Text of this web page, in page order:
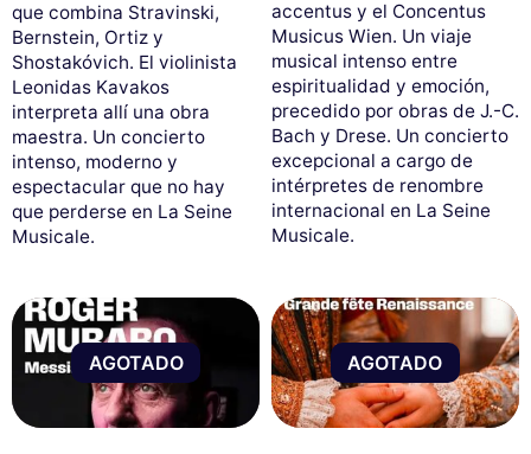
que combina Stravinski,
Bernstein, Ortiz y
Shostakóvich. El violinista
Leonidas Kavakos
interpreta allí una obra
maestra. Un concierto
intenso, moderno y
espectacular que no hay
que perderse en La Seine
Musicale.
accentus y el Concentus
Musicus Wien. Un viaje
musical intenso entre
espiritualidad y emoción,
precedido por obras de J.-C.
Bach y Drese. Un concierto
excepcional a cargo de
intérpretes de renombre
internacional en La Seine
Musicale.
AGOTADO AGOTADO